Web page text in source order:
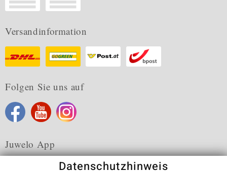
Versandinformation
Folgen Sie uns auf
Juwelo App
Datenschutzhinweis